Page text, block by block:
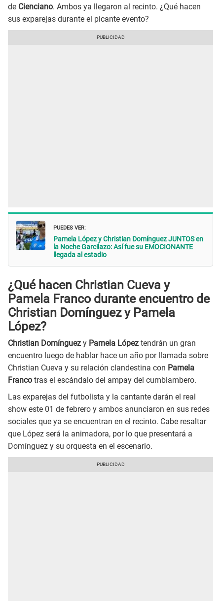
de Cienciano. Ambos ya llegaron al recinto. ¿Qué hacen
sus exparejas durante el picante evento?
PUEDES VER:
Pamela López y Christian Domínguez JUNTOS en
la Noche Garcilazo: Así fue su EMOCIONANTE
llegada al estadio
¿Qué hacen Christian Cueva y
Pamela Franco durante encuentro de
Christian Domínguez y Pamela
López?
Christian Domínguez y Pamela López tendrán un gran
encuentro luego de hablar hace un año por llamada sobre
Christian Cueva y su relación clandestina con Pamela
Franco tras el escándalo del ampay del cumbiambero.
Las exparejas del futbolista y la cantante darán el real
show este 01 de febrero y ambos anunciaron en sus redes
sociales que ya se encuentran en el recinto. Cabe resaltar
que López será la animadora, por lo que presentará a
Domínguez y su orquesta en el escenario.